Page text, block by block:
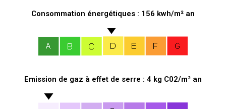
Consommation énergétiques : 156 kwh/m² an
Emission de gaz à effet de serre : 4 kg C02/m² an